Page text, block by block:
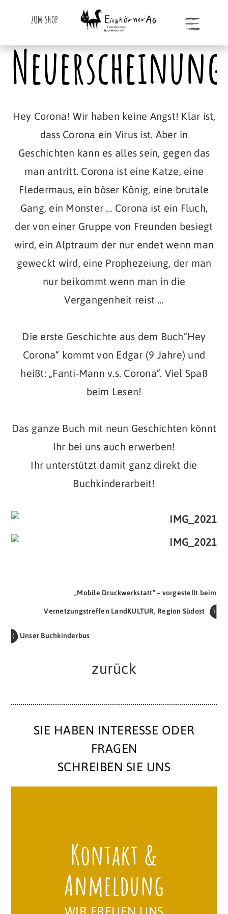
ZUM SHOP
Neuerscheinung
Hey Corona! Wir haben keine Angst! Klar ist,
dass Corona ein Virus ist. Aber in
Geschichten kann es alles sein, gegen das
man antritt. Corona ist eine Katze, eine
Fledermaus, ein böser König, eine brutale
Gang, ein Monster … Corona ist ein Fluch,
der von einer Gruppe von Freunden besiegt
wird, ein Alptraum der nur endet wenn man
geweckt wird, eine Prophezeiung, der man
nur beikommt wenn man in die
Vergangenheit reist …
Die erste Geschichte aus dem Buch“Hey
Corona“ kommt von Edgar (9 Jahre) und
heißt: „Fanti-Mann v.s. Corona“. Viel Spaß
beim Lesen!
Das ganze Buch mit neun Geschichten könnt
Ihr bei uns auch erwerben!
Ihr unterstützt damit ganz direkt die
Buchkinderarbeit!
„Mobile Druckwerkstatt“ – vorgestellt beim
Vernetzungstreffen LandKULTUR, Region Südost
Unser Buchkinderbus
zurück
SIE HABEN INTERESSE ODER
FRAGEN
SCHREIBEN SIE UNS
Kontakt &
Anmeldung
WIR FREUEN UNS